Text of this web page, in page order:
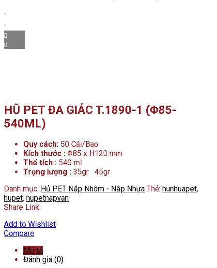
HŨ PET ĐA GIÁC T.1890-1 (Φ85-
540ML)
Quy cách: 50 Cái/Bao
Kích thước : Φ85 x H120 mm
Thể tích : 540 ml
Trọng lượng : 35gr 45gr
Danh mục: Hủ PET Nắp Nhôm - Nắp Nhựa Thẻ: hunhuapet,
hupet, hupetnapvan
Share Link:
Add to Wishlist
Compare
Mô tả
Đánh giá (0)